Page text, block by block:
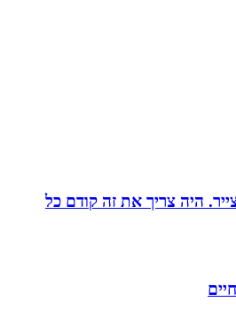
צייר. היה צריך את זה קודם כל